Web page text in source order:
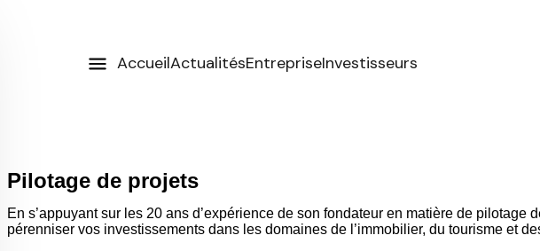
AccueilActualitésEntrepriseInvestisseurs
Pilotage de projets
En s’appuyant sur les 20 ans d’expérience de son fondateur en matière de
pérenniser vos investissements dans les domaines de l’immobilier, du tourisme et